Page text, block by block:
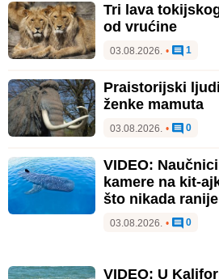
Tri lava
od vrućine
03.08.2026. • 1
Praistorijski
ženke mamuta
03.08.2026. • 0
VIDEO:
kamere na kit-
što nikada
03.08.2026. • 0
VIDEO: U